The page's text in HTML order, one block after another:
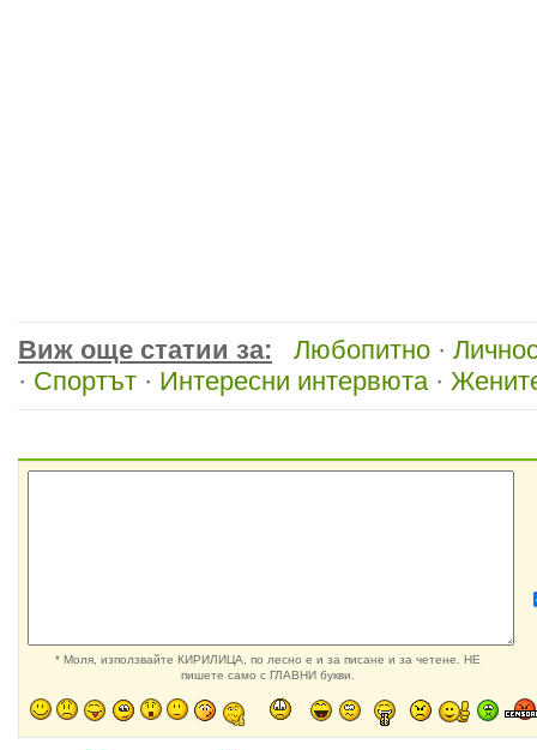
Виж още статии за: Любопитно ·
· Спортът · Интересни интервюта·
* Моля, използвайте КИРИЛИЦА, по лесно е и за писане и за четене. НЕ
пишете само с ГЛАВНИ букви.